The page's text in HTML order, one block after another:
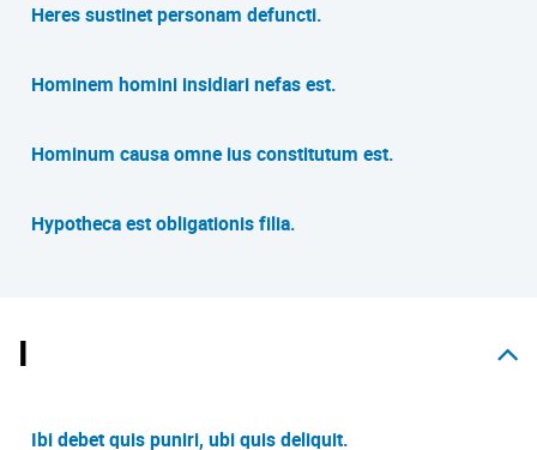
Heres sustinet personam defuncti.
Hominem homini insidiari nefas est.
Hominum causa omne ius constitutum est.
Hypotheca est obligationis filia.
I
Ibi debet quis puniri, ubi quis deliquit.